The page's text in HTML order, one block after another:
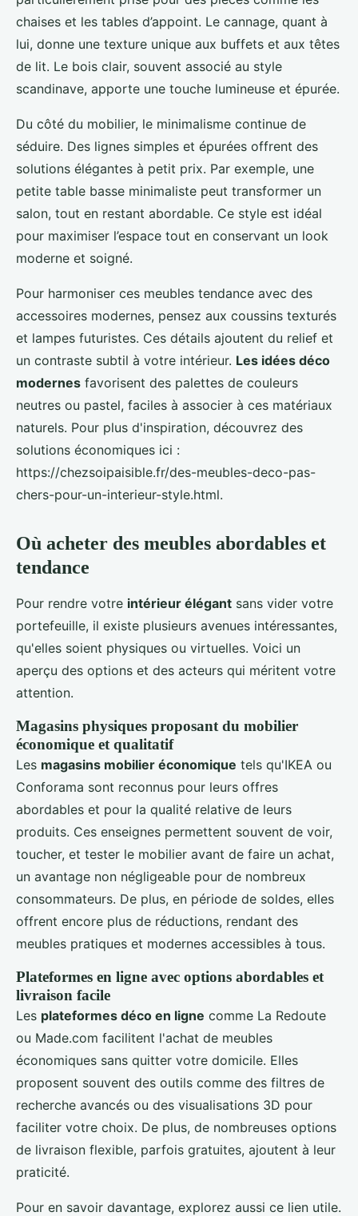
chaises et les tables d’appoint. Le cannage, quant à
lui, donne une texture unique aux buffets et aux têtes
de lit. Le bois clair, souvent associé au style
scandinave, apporte une touche lumineuse et épurée.
Du côté du mobilier, le minimalisme continue de
séduire. Des lignes simples et épurées offrent des
solutions élégantes à petit prix. Par exemple, une
petite table basse minimaliste peut transformer un
salon, tout en restant abordable. Ce style est idéal
pour maximiser l’espace tout en conservant un look
moderne et soigné.
Pour harmoniser ces meubles tendance avec des
accessoires modernes, pensez aux coussins texturés
et lampes futuristes. Ces détails ajoutent du relief et
un contraste subtil à votre intérieur. Les idées déco
modernes favorisent des palettes de couleurs
neutres ou pastel, faciles à associer à ces matériaux
naturels. Pour plus d'inspiration, découvrez des
solutions économiques ici :
https://chezsoipaisible.fr/des-meubles-deco-pas-
chers-pour-un-interieur-style.html.
Où acheter des meubles abordables et
tendance
Pour rendre votre intérieur élégant sans vider votre
portefeuille, il existe plusieurs avenues intéressantes,
qu'elles soient physiques ou virtuelles. Voici un
aperçu des options et des acteurs qui méritent votre
attention.
Magasins physiques proposant du mobilier
économique et qualitatif
Les magasins mobilier économique tels qu'IKEA ou
Conforama sont reconnus pour leurs offres
abordables et pour la qualité relative de leurs
produits. Ces enseignes permettent souvent de voir,
toucher, et tester le mobilier avant de faire un achat,
un avantage non négligeable pour de nombreux
consommateurs. De plus, en période de soldes, elles
offrent encore plus de réductions, rendant des
meubles pratiques et modernes accessibles à tous.
Plateformes en ligne avec options abordables et
livraison facile
Les plateformes déco en ligne comme La Redoute
ou Made.com facilitent l'achat de meubles
économiques sans quitter votre domicile. Elles
proposent souvent des outils comme des filtres de
recherche avancés ou des visualisations 3D pour
faciliter votre choix. De plus, de nombreuses options
de livraison flexible, parfois gratuites, ajoutent à leur
praticité.
Pour en savoir davantage, explorez aussi ce lien utile.